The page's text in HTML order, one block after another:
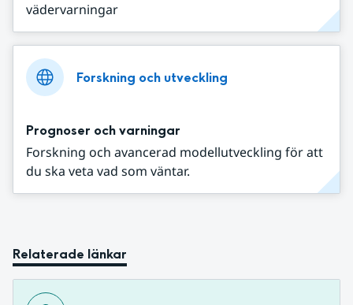
vädervarningar
Forskning och utveckling
Prognoser och varningar
Forskning och avancerad modellutveckling för att
du ska veta vad som väntar.
Relaterade länkar